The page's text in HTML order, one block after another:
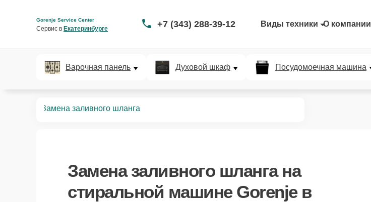
Gorenje Service Center
Сервис в Екатеринбурге +7 (343) 288-39-12 Виды техники О компании
Варочная панель Духовой шкаф Посудомоечная машина
Замена заливного шланга
Замена заливного шлангана
стиральной машине Gorenje в